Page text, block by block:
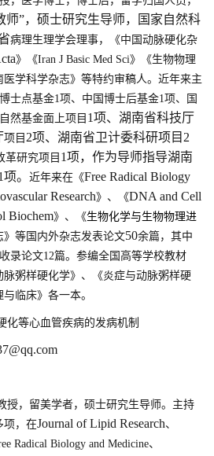
师”，硕士研究生导师，国家自然科
病理生理学会理事， 《中国动脉硬化杂
》《Iran J Basic Med Sci》《生物物理
医学科学杂志》等特约审稿人。近年来主
士点基金1项、中国博士后基金1项、国
然基金面上项目 1项、湖南省科技厅
项目 2项、湖南省卫计委科研项目 2
革研究项目 1项，作为导师指导湖南
项。近年来在 《Free Radical Biology
Research》、《DNA and Cell
Biochem》、《生物化学与生物物理进
》等国内外杂志发表论文50余篇，其中
收录论文12篇。参编全国高等学校教材
脉粥样硬化学》 、 《炎症与动脉粥样硬
与临床》各一本。
化等心血管疾病的发病机制
授， 留美学者，硕士研究生导师。 主持
项，在Journal of Lipid Research、
Radical Biology and Medicine、